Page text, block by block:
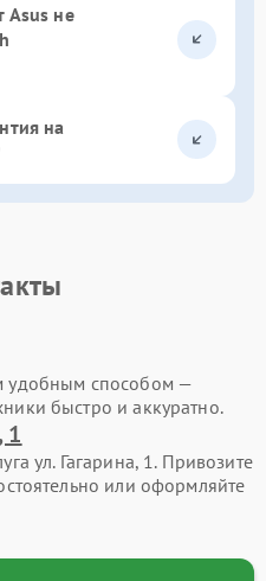
Asus не
на
удобным способом —
быстро и аккуратно.
1
ул. Гагарина, 1. Привозите
или оформляйте